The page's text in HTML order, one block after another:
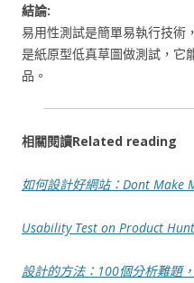
結論:
易用性測試是簡單易執行技術
是紙原型低真草圖做測試，它
品。
相關閱讀Related reading
如何設計好網站：Dont Make
Usability Test on Product
設計的方法：100個分析難題